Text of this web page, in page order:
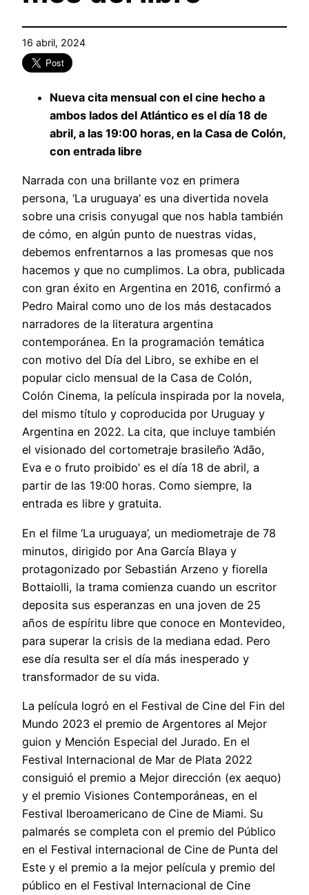
16 abril, 2024
Nueva cita mensual con el cine hecho a
ambos lados del Atlántico es el día 18 de
abril, a las 19:00 horas, en la Casa de Colón,
con entrada libre
Narrada con una brillante voz en primera
persona, ‘La uruguaya’ es una divertida novela
sobre una crisis conyugal que nos habla también
de cómo, en algún punto de nuestras vidas,
debemos enfrentarnos a las promesas que nos
hacemos y que no cumplimos. La obra, publicada
con gran éxito en Argentina en 2016, confirmó a
Pedro Mairal como uno de los más destacados
narradores de la literatura argentina
contemporánea. En la programación temática
con motivo del Día del Libro, se exhibe en el
popular ciclo mensual de la Casa de Colón,
Colón Cinema, la película inspirada por la novela,
del mismo título y coproducida por Uruguay y
Argentina en 2022. La cita, que incluye también
el visionado del cortometraje brasileño ‘Adão,
Eva e o fruto proibido’ es el día 18 de abril, a
partir de las 19:00 horas. Como siempre, la
entrada es libre y gratuita.
En el filme ‘La uruguaya’, un mediometraje de 78
minutos, dirigido por Ana García Blaya y
protagonizado por Sebastián Arzeno y fiorella
Bottaiolli, la trama comienza cuando un escritor
deposita sus esperanzas en una joven de 25
años de espíritu libre que conoce en Montevideo,
para superar la crisis de la mediana edad. Pero
ese día resulta ser el día más inesperado y
transformador de su vida.
La película logró en el Festival de Cine del Fin del
Mundo 2023 el premio de Argentores al Mejor
guion y Mención Especial del Jurado. En el
Festival Internacional de Mar de Plata 2022
consiguió el premio a Mejor dirección (ex aequo)
y el premio Visiones Contemporáneas, en el
Festival Iberoamericano de Cine de Miami. Su
palmarés se completa con el premio del Público
en el Festival internacional de Cine de Punta del
Este y el premio a la mejor película y premio del
público en el Festival Internacional de Cine